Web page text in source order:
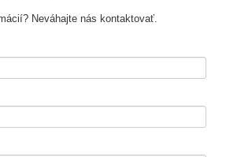
Neváhajte nás kontaktovať.